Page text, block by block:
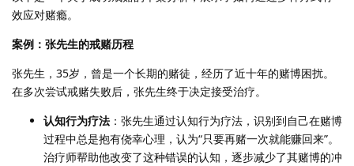
效应对赌瘾。
案例：张先生的戒赌历程
张先生，35岁，曾是一个长期的赌徒，经历了近十年的赌博困扰。
在多次尝试戒赌失败后，张先生终于决定接受治疗。
认知行为疗法 ：张先生通过认知行为疗法，识别到自己在赌博
过程中总是抱有侥幸心理，认为“只要再赌一次就能赚回来”。
治疗师帮助他改变了这种错误的认知，逐步减少了其赌博的冲